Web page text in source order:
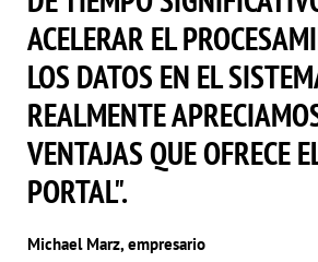
ACELERAR EL
LOS DATOS EN EL
REALMENTE
VENTAJAS QUE OFRECE
PORTAL".
Michael Marz, empresario